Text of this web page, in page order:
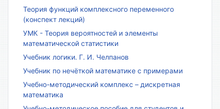
Теория функций комплексного переменного
(конспект лекций)
УМК - Теория вероятностей и элементы
математической статистики
Учебник логики. Г. И. Челпанов
Учебник по нечёткой математике с примерами
Учебно-методический комплекс – дискретная
математика